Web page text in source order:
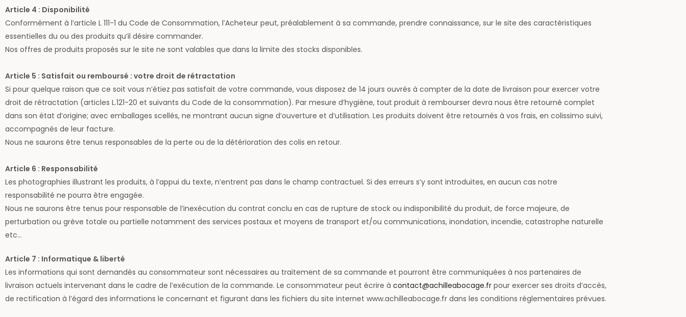
Article 4 : Disponibilité
Conformément à l’article L 111-1 du Code de Consommation, l’Acheteur peut, préalablement à sa commande, prendre connaissance, sur le site des caractéristiques
essentielles du ou des produits qu’il désire commander.
Nos offres de produits proposés sur le site ne sont valables que dans la limite des stocks disponibles.
Article 5 : Satisfait ou remboursé : votre droit de rétractation
Si pour quelque raison que ce soit vous n’étiez pas satisfait de votre commande, vous disposez de 14 jours ouvrés à compter de la date de livraison pour exercer votre
droit de rétractation (articles L.121-20 et suivants du Code de la consommation). Par mesure d’hygiène, tout produit à rembourser devra nous être retourné complet
dans son état d’origine; avec emballages scellés, ne montrant aucun signe d’ouverture et d’utilisation. Les produits doivent être retournés à vos frais, en colissimo suivi,
accompagnés de leur facture.
Nous ne saurons être tenus responsables de la perte ou de la détérioration des colis en retour.
Article 6 : Responsabilité
Les photographies illustrant les produits, à l’appui du texte, n’entrent pas dans le champ contractuel. Si des erreurs s’y sont introduites, en aucun cas notre
responsabilité ne pourra être engagée.
Nous ne saurons être tenus pour responsable de l’inexécution du contrat conclu en cas de rupture de stock ou indisponibilité du produit, de force majeure, de
perturbation ou grève totale ou partielle notamment des services postaux et moyens de transport et/ou communications, inondation, incendie, catastrophe naturelle
etc…
Article 7 : Informatique & liberté
Les informations qui sont demandés au consommateur sont nécessaires au traitement de sa commande et pourront être communiquées à nos partenaires de
livraison actuels intervenant dans le cadre de l’exécution de la commande. Le consommateur peut écrire à contact@achilleabocage.fr pour exercer ses droits d’accès,
de rectification à l’égard des informations le concernant et figurant dans les fichiers du site internet www.achilleabocage.fr dans les conditions réglementaires prévues.